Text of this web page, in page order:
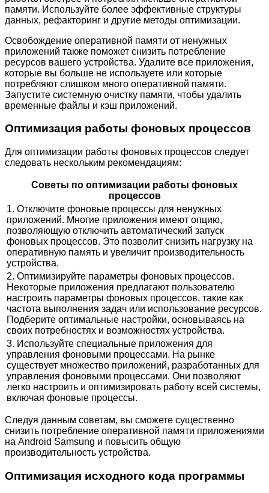
памяти. Используйте более эффективные структуры
данных, рефакторинг и другие методы оптимизации.
Освобождение оперативной памяти от ненужных
приложений также поможет снизить потребление
ресурсов вашего устройства. Удалите все приложения,
которые вы больше не используете или которые
потребляют слишком много оперативной памяти.
Запустите системную очистку памяти, чтобы удалить
временные файлы и кэш приложений.
Оптимизация работы фоновых процессов
Для оптимизации работы фоновых процессов следует
следовать нескольким рекомендациям:
Советы по оптимизации работы фоновых
процессов
1. Отключите фоновые процессы для ненужных
приложений. Многие приложения имеют опцию,
позволяющую отключить автоматический запуск
фоновых процессов. Это позволит снизить нагрузку на
оперативную память и увеличит производительность
устройства.
2. Оптимизируйте параметры фоновых процессов.
Некоторые приложения предлагают пользователю
настроить параметры фоновых процессов, такие как
частота выполнения задач или использование ресурсов.
Подберите оптимальные настройки, основываясь на
своих потребностях и возможностях устройства.
3. Используйте специальные приложения для
управления фоновыми процессами. На рынке
существует множество приложений, разработанных для
управления фоновыми процессами. Они позволяют
легко настроить и оптимизировать работу всей системы,
включая фоновые процессы.
Следуя данным советам, вы сможете существенно
снизить потребление оперативной памяти приложениями
на Android Samsung и повысить общую
производительность устройства.
Оптимизация исходного кода программы